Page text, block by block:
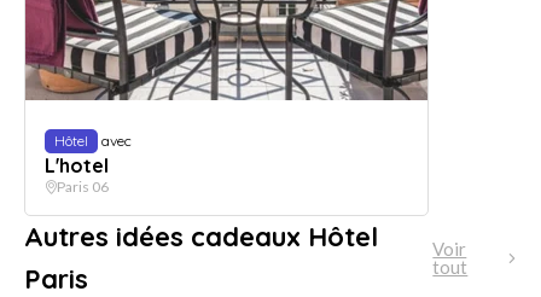
Hôtel avec
L'hotel
Paris 06
Autres idées cadeaux Hôtel
Paris
Voir
tout